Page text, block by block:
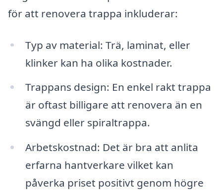
för att renovera trappa inkluderar:
Typ av material: Trä, laminat, eller
klinker kan ha olika kostnader.
Trappans design: En enkel rakt trappa
är oftast billigare att renovera än en
svängd eller spiraltrappa.
Arbetskostnad: Det är bra att anlita
erfarna hantverkare vilket kan
påverka priset positivt genom högre